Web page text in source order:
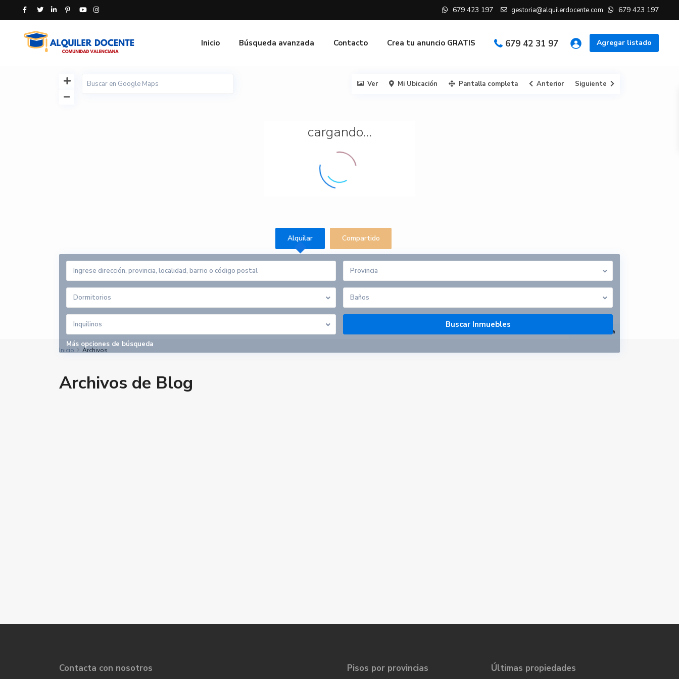
679 423 197 gestoria@alquilerdocente.com 679 423 197
Agregar listado
679 42 31 97
Inicio Búsqueda avanzada Contacto Crea tu anuncio GRATIS
cargando...
abrir mapa
Ver Mi Ubicación Pantalla completa Anterior Siguiente
Alquilar Compartido
Provincia
Dormitorios Baños
Inquilinos
Más opciones de búsqueda
Inicio Archivos
Archivos de Blog
Contacta con nosotros Pisos por provincias Últimas propiedades